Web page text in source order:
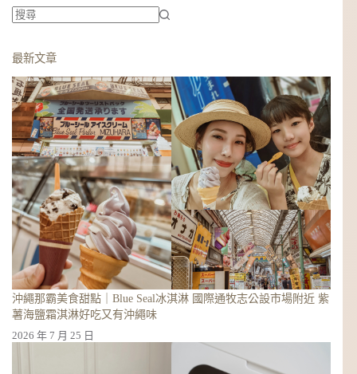
不
符
合
條
件
的
結
果
最新文章
沖繩那霸美食甜點｜Blue Seal冰淇淋 國際通牧志公設市場附近 紫
薯海鹽霜淇淋好吃又有沖繩味
2026 年 7 月 25 日